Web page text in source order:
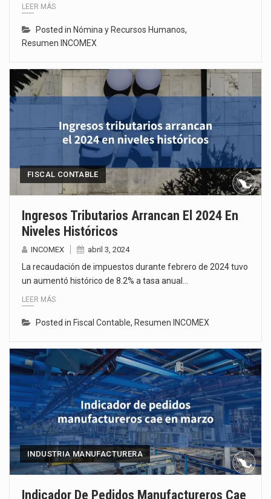
LEER MÁS
Posted in Nómina y Recursos Humanos,
Resumen INCOMEX
FISCAL CONTABLE
Ingresos Tributarios Arrancan El 2024 En
Niveles Históricos
INCOMEX abril 3, 2024
La recaudación de impuestos durante febrero de 2024 tuvo
un aumentó histórico de 8.2% a tasa anual…
LEER MÁS
Posted in Fiscal Contable, Resumen INCOMEX
INDUSTRIA MANUFACTURERA
Indicador De Pedidos Manufactureros Cae